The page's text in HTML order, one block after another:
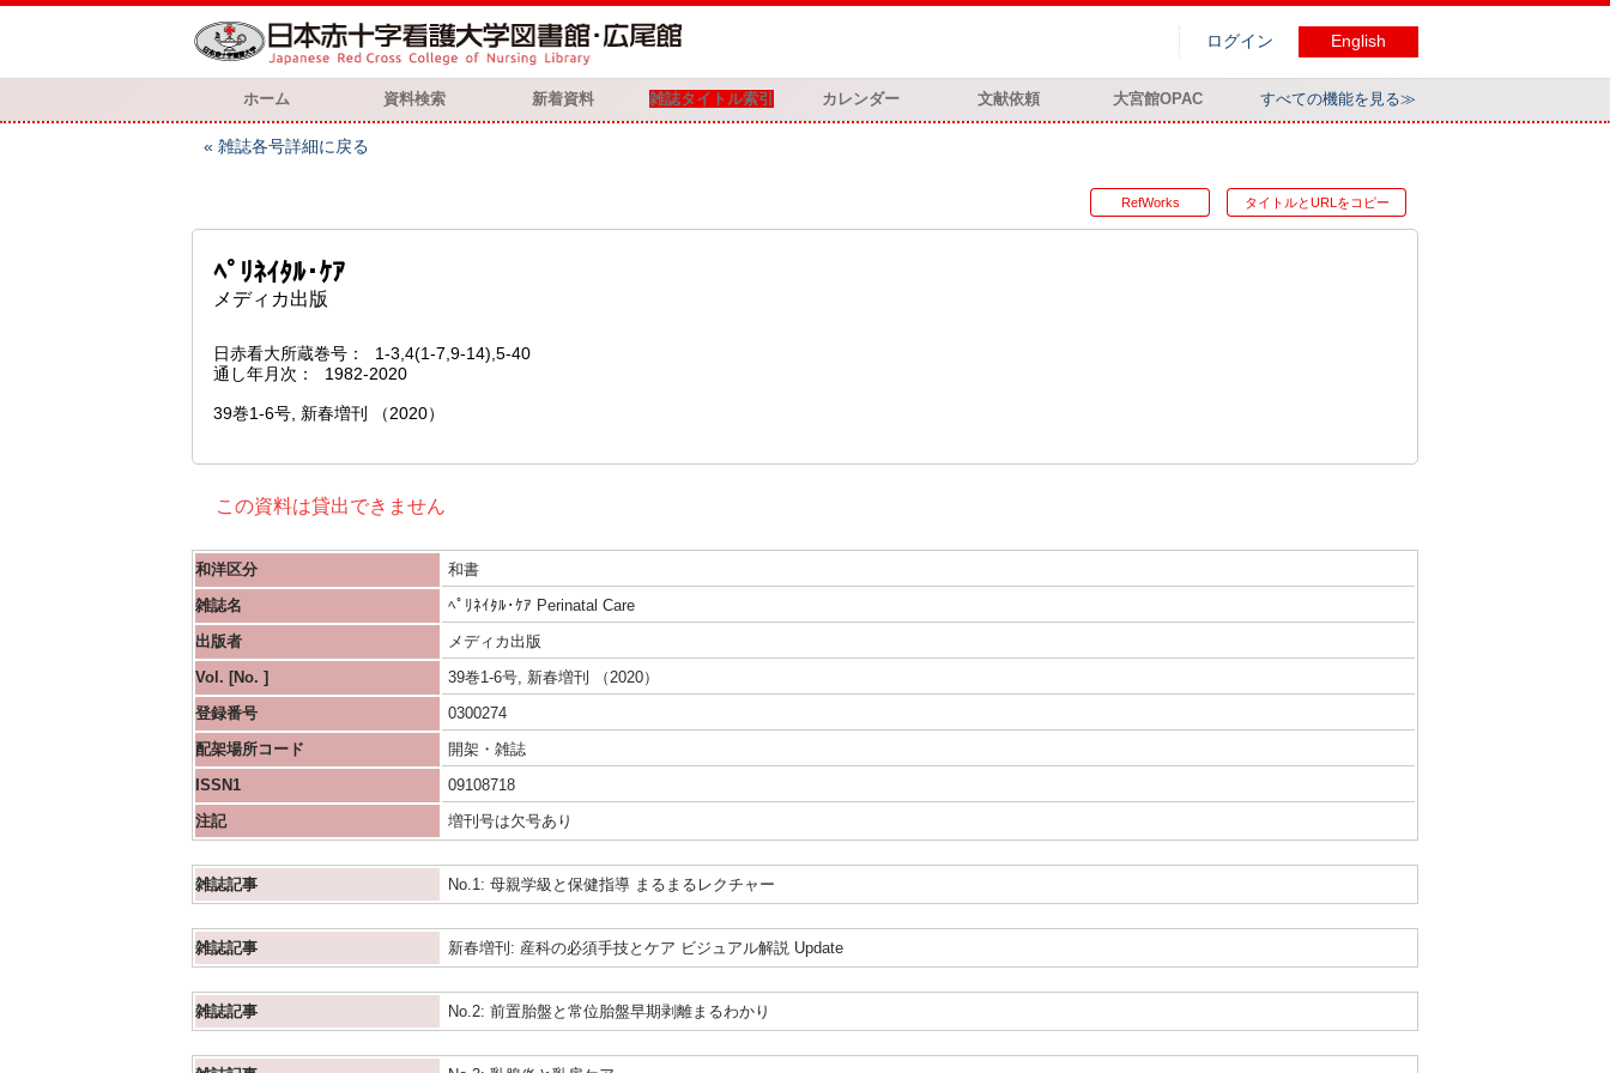
ログイン English
ホーム 資料検索 新着資料 雑誌タイトル索引 カレンダー 文献依頼 大宮館OPAC すべての機能を見る≫
雑誌各号詳細に戻る
RefWorks タイトルとURLをコピー
ﾍﾟﾘﾈｲﾀﾙ･ｹｱ
メディカ出版
日赤看大所蔵巻号
1-3,4(1-7,9-14),5-40
通し年月次
1982-2020
39巻1-6号, 新春増刊 （2020）
この資料は貸出できません
和洋区分
和書
雑誌名
ﾍﾟﾘﾈｲﾀﾙ･ｹｱ Perinatal Care
出版者
メディカ出版
Vol. [No. ]
39巻1-6号, 新春増刊 （2020）
登録番号
0300274
配架場所コード
開架・雑誌
ISSN1
09108718
注記
増刊号は欠号あり
雑誌記事 No.1: 母親学級と保健指導 まるまるレクチャー
雑誌記事 新春増刊: 産科の必須手技とケア ビジュアル解説 Update
雑誌記事 No.2: 前置胎盤と常位胎盤早期剥離まるわかり